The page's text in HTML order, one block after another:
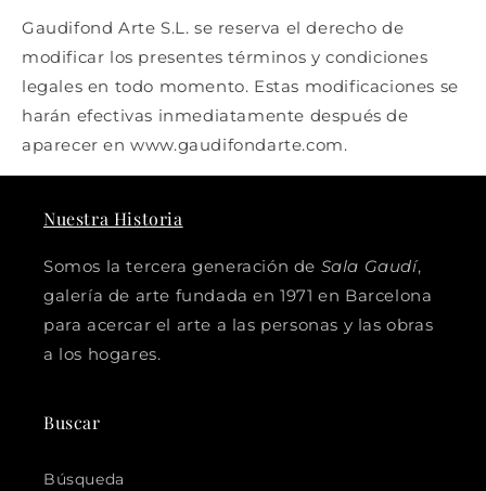
Gaudifond Arte S.L. se reserva el derecho de
modificar los presentes términos y condiciones
legales en todo momento. Estas modificaciones se
harán efectivas inmediatamente después de
aparecer en www.gaudifondarte.com.
Nuestra Historia
Somos la tercera generación de Sala Gaudí,
galería de arte fundada en 1971 en Barcelona
para acercar el arte a las personas y las obras
a los hogares.
Buscar
Búsqueda